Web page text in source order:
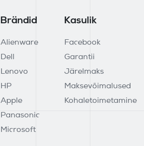
Brändid
Alienware
Dell
Lenovo
HP
Apple
Panasonic
Microsoft
Kasulik
Facebook
Garantii
Järelmaks
Maksevõimalused
Kohaletoimetamine